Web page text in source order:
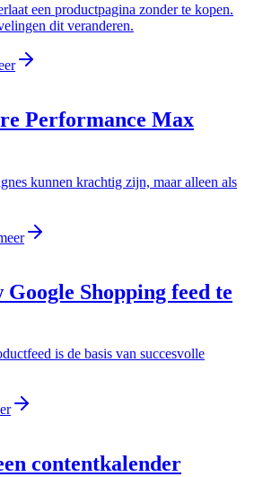
een productpagina zonder te kopen.
dit veranderen.
Performance Max
kunnen krachtig zijn, maar alleen als
Shopping feed te
is de basis van succesvolle
contentkalender